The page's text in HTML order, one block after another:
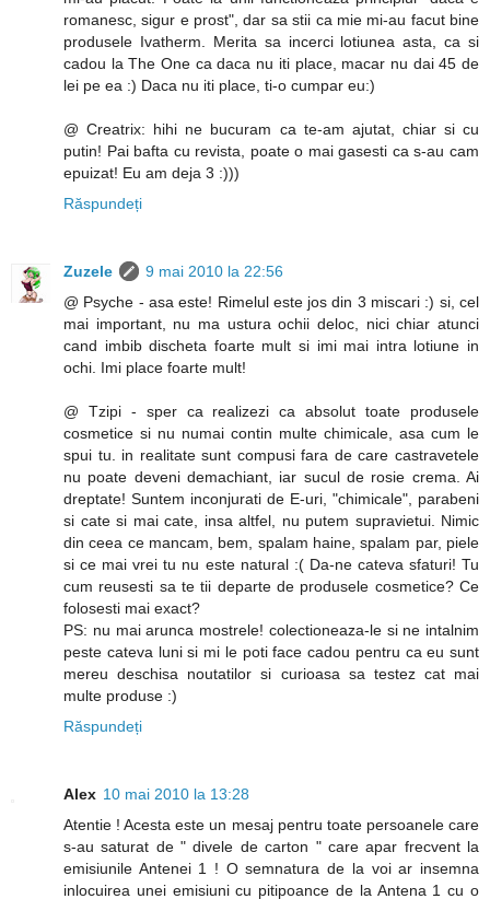
romanesc, sigur e prost", dar sa stii ca mie mi-au facut bine
produsele Ivatherm. Merita sa incerci lotiunea asta, ca si
cadou la The One ca daca nu iti place, macar nu dai 45 de
lei pe ea :) Daca nu iti place, ti-o cumpar eu:)
@ Creatrix: hihi ne bucuram ca te-am ajutat, chiar si cu
putin! Pai bafta cu revista, poate o mai gasesti ca s-au cam
epuizat! Eu am deja 3 :)))
Răspundeți
Zuzele
9 mai 2010 la 22:56
@ Psyche - asa este! Rimelul este jos din 3 miscari :) si, cel
mai important, nu ma ustura ochii deloc, nici chiar atunci
cand imbib discheta foarte mult si imi mai intra lotiune in
ochi. Imi place foarte mult!
@ Tzipi - sper ca realizezi ca absolut toate produsele
cosmetice si nu numai contin multe chimicale, asa cum le
spui tu. in realitate sunt compusi fara de care castravetele
nu poate deveni demachiant, iar sucul de rosie crema. Ai
dreptate! Suntem inconjurati de E-uri, "chimicale", parabeni
si cate si mai cate, insa altfel, nu putem supravietui. Nimic
din ceea ce mancam, bem, spalam haine, spalam par, piele
si ce mai vrei tu nu este natural :( Da-ne cateva sfaturi! Tu
cum reusesti sa te tii departe de produsele cosmetice? Ce
folosesti mai exact?
PS: nu mai arunca mostrele! colectioneaza-le si ne intalnim
peste cateva luni si mi le poti face cadou pentru ca eu sunt
mereu deschisa noutatilor si curioasa sa testez cat mai
multe produse :)
Răspundeți
Alex 10 mai 2010 la 13:28
Atentie ! Acesta este un mesaj pentru toate persoanele care
s-au saturat de " divele de carton " care apar frecvent la
emisiunile Antenei 1 ! O semnatura de la voi ar insemna
inlocuirea unei emisiuni cu pitipoance de la Antena 1 cu o